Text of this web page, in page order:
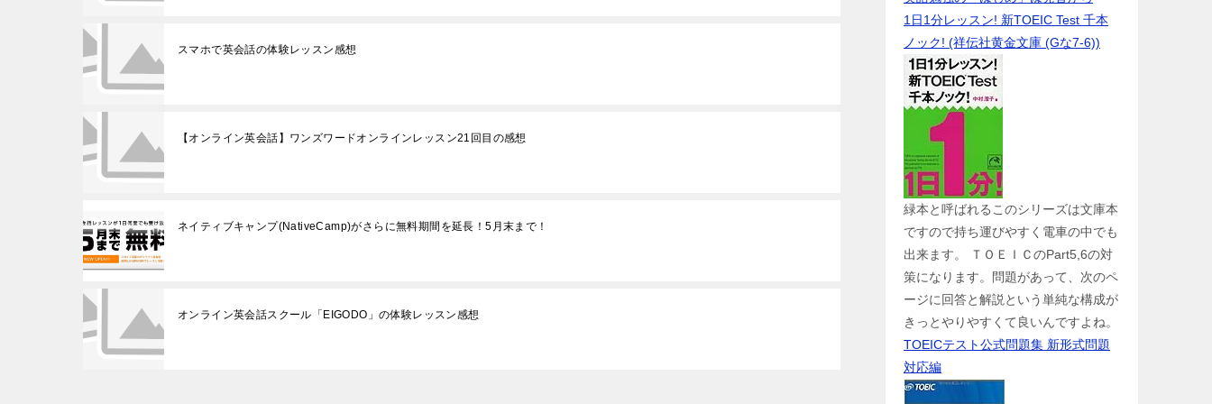
スマホで英会話の体験レッスン感想
【オンライン英会話】ワンズワードオンラインレッスン21回目の感想
ネイティブキャンプ(NativeCamp)がさらに無料期間を延長！5月末まで！
オンライン英会話スクール「EIGODO」の体験レッスン感想
1日1分レッスン! 新TOEIC Test 千本
ノック! (祥伝社黄金文庫 (Gな7-6))
緑本と呼ばれるこのシリーズは文庫本
ですので持ち運びやすく電車の中でも
出来ます。 ＴＯＥＩＣのPart5,6の対
策になります。問題があって、次のペ
ージに回答と解説という単純な構成が
きっとやりやすくて良いんですよね。
TOEICテスト公式問題集 新形式問題
対応編